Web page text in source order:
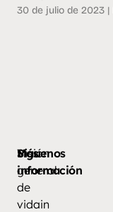
30 de julio de 2023
Más
información
Visión
general
de
vidain
Síguenos